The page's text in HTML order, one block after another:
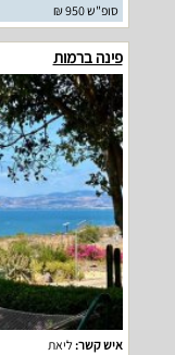
סופ"ש 950 ₪
פינה ברמות
איש קשר:ליאת